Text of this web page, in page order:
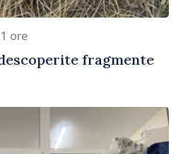
ore
fragmente